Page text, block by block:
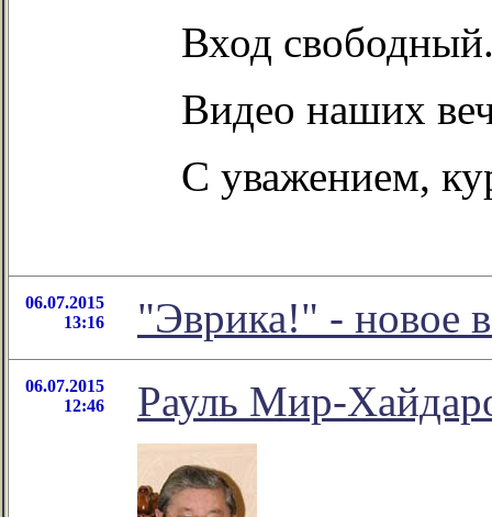
Вход
Видео наших
С уважением,
06.07.2015
13:16
"Эврика!" - новое
06.07.2015
12:46
Рауль Мир-